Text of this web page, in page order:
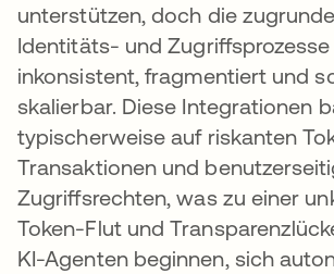
unterstützen, doch die
Identitäts- und
inkonsistent, fragmentiert und
skalierbar. Diese Integrationen
typischerweise auf riskanten
Transaktionen und
Zugriffsrechten, was zu einer
Token-Flut und
KI-Agenten beginnen, sich